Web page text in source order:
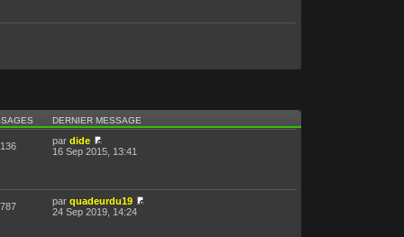
DERNIER MESSAGE
136 pardide
16 Sep 2015, 13:41
787 parquadeurdu19
24 Sep 2019, 14:24